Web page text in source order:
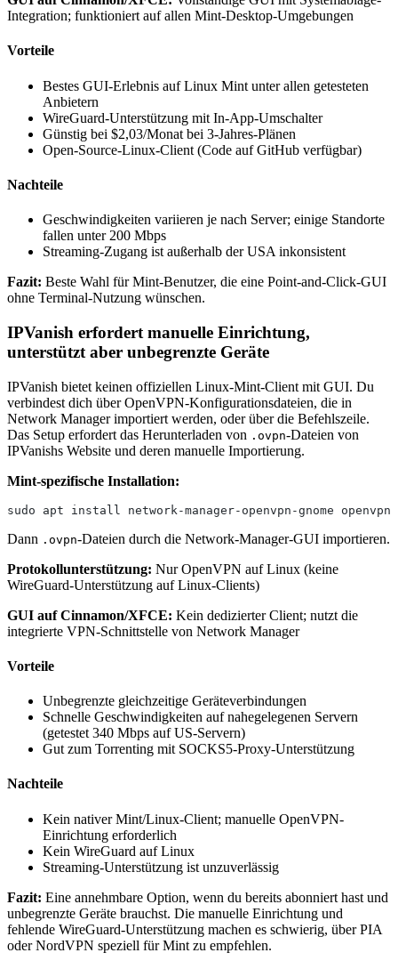
Integration; funktioniert auf allen Mint-Desktop-Umgebungen
Vorteile
Bestes GUI-Erlebnis auf Linux Mint unter allen getesteten
Anbietern
WireGuard-Unterstützung mit In-App-Umschalter
Günstig bei $2,03/Monat bei 3-Jahres-Plänen
Open-Source-Linux-Client (Code auf GitHub verfügbar)
Nachteile
Geschwindigkeiten variieren je nach Server; einige Standorte
fallen unter 200 Mbps
Streaming-Zugang ist außerhalb der USA inkonsistent
Fazit: Beste Wahl für Mint-Benutzer, die eine Point-and-Click-GUI
ohne Terminal-Nutzung wünschen.
IPVanish erfordert manuelle Einrichtung,
unterstützt aber unbegrenzte Geräte
IPVanish bietet keinen offiziellen Linux-Mint-Client mit GUI. Du
verbindest dich über OpenVPN-Konfigurationsdateien, die in
Network Manager importiert werden, oder über die Befehlszeile.
Das Setup erfordert das Herunterladen von .ovpn-Dateien von
IPVanishs Website und deren manuelle Importierung.
Mint-spezifische Installation:
sudo apt install network-manager-openvpn-gnome openvpn
Dann .ovpn-Dateien durch die Network-Manager-GUI importieren.
Protokollunterstützung: Nur OpenVPN auf Linux (keine
WireGuard-Unterstützung auf Linux-Clients)
GUI auf Cinnamon/XFCE: Kein dedizierter Client; nutzt die
integrierte VPN-Schnittstelle von Network Manager
Vorteile
Unbegrenzte gleichzeitige Geräteverbindungen
Schnelle Geschwindigkeiten auf nahegelegenen Servern
(getestet 340 Mbps auf US-Servern)
Gut zum Torrenting mit SOCKS5-Proxy-Unterstützung
Nachteile
Kein nativer Mint/Linux-Client; manuelle OpenVPN-
Einrichtung erforderlich
Kein WireGuard auf Linux
Streaming-Unterstützung ist unzuverlässig
Fazit: Eine annehmbare Option, wenn du bereits abonniert hast und
unbegrenzte Geräte brauchst. Die manuelle Einrichtung und
fehlende WireGuard-Unterstützung machen es schwierig, über PIA
oder NordVPN speziell für Mint zu empfehlen.